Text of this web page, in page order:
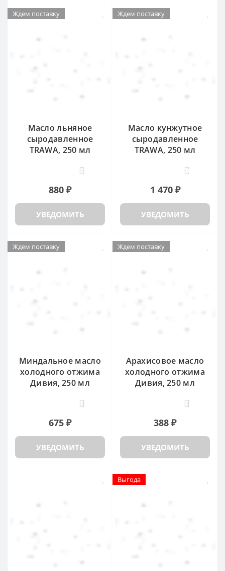
Ждем поставку
Масло льняное
сыродавленное
TRAWA, 250 мл
25
880 ₽
УВЕДОМИТЬ
Ждем поставку
Масло кунжутное
сыродавленное
TRAWA, 250 мл
11
1 470 ₽
УВЕДОМИТЬ
Ждем поставку
Миндальное масло
холодного отжима
Дивия, 250 мл
675 ₽
УВЕДОМИТЬ
Ждем поставку
Арахисовое масло
холодного отжима
Дивия, 250 мл
388 ₽
УВЕДОМИТЬ
Выгода